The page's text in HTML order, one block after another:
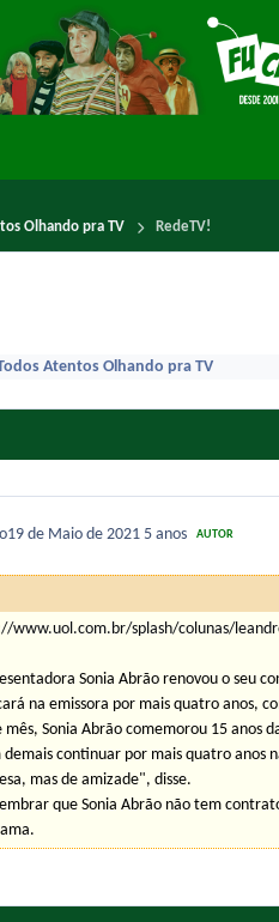
Olhando pra TV RedeTV!
Atentos Olhando pra TV
19 de Maio de 2021 5 anos AUTOR
www.uol.com.br/splash/colunas/
Sonia Abrão renovou o seu
na emissora por mais quatro anos,
mês, Sonia Abrão comemorou 15 anos
demais continuar por mais quatro anos
mas de amizade", disse.
que Sonia Abrão não tem